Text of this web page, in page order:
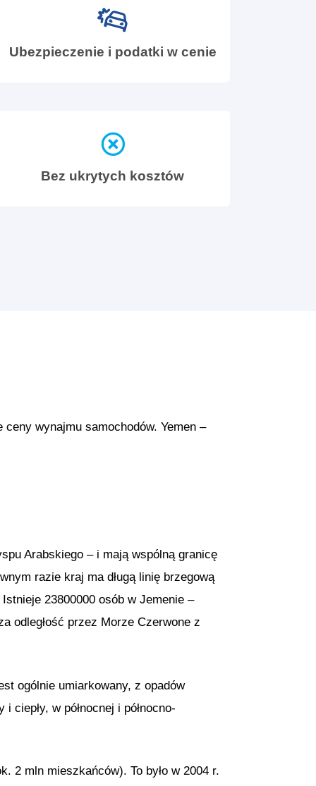
Ubezpieczenie i podatki w cenie
Bez ukrytych kosztów
wynajmu samochodów. Yemen –
Arabskiego – i mają wspólną granicę
razie kraj ma długą linię brzegową
23800000 osób w Jemenie –
odległość przez Morze Czerwone z
ogólnie umiarkowany, z opadów
w północnej i północno-
2 mln mieszkańców). To było w 2004 r.